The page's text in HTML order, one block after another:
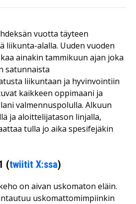
vuotta täyteen
liikunta-alalla. Uuden vuoden
ainakin tammikuun ajan joka
satunnaista
liikuntaan ja hyvinvointiin
kaikkeen oppimaani ja
valmennuspolulla. Alkuun
ja aloittelijatason linjalla,
tulla jo aika spesifejäkin
(twiitit X:ssa)
on aivan uskomaton eläin.
uskomattomimpiinkin